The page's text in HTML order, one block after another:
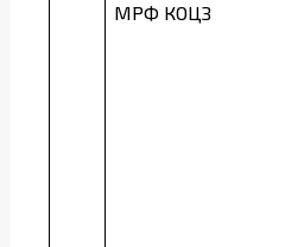
МРФ КОЦЗ